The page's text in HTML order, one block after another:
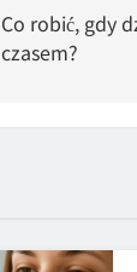
Co robić, gdy
czasem?